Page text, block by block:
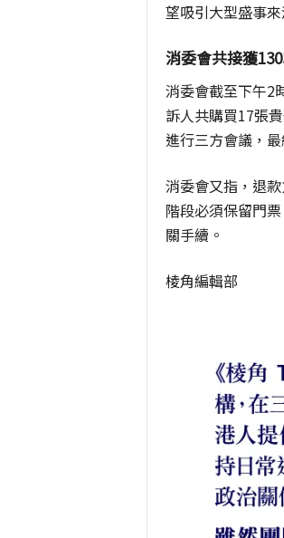
望吸引大型盛事
消委會共接獲
消委會截至下午2
訴人共購買17張
進行三方會議，
消委會又指，退
階段必須保留門
關手續。
棱角編輯部